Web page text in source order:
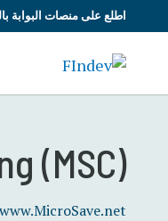
اطلع على منصات البوابة
(MSC)